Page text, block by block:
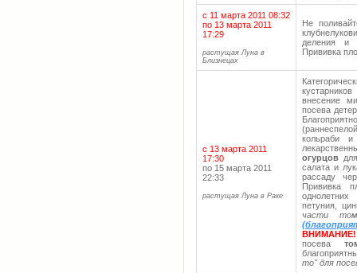
с 11 марта 2011 08:32
по 13 марта 2011
17:29
растущая Луна в
Близнецах
Не
деления и
Прививка
с 13 марта 2011
17:30
по 15 марта 2011
22:33
растущая Луна в Раке
внесение
посева
кольраби и
огурцов
салата и
рассаду
Прививка
петуния,
части
ВНИМАНИЕ!
посева
то" для